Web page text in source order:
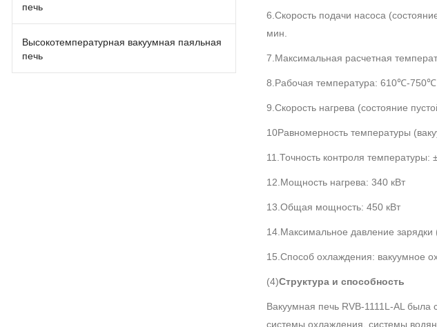
печь
Высокотемпературная вакуумная паяльная
печь
6.Скорость подачи насоса
мин.
7.Максимальная расчетная
8.Рабочая температура: 610℃-750℃
9.Скорость нагрева (состояние
10Равномерность температуры
11.Точность контроля температуры:
12.Мощность нагрева: 340 кВт
13.Общая мощность: 450 кВт
14.Максимальное давление
15.Способ охлаждения: вакуумное
(4)Структура и способность
Вакуумная печь RVB-1111L-AL
системы охлаждения, системы